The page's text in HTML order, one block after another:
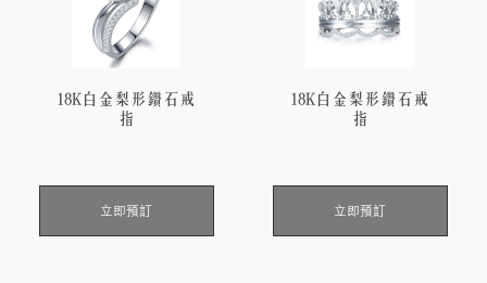
18K白金梨形鑽石戒
指
立即預訂
18K白金梨形鑽石戒
指
立即預訂